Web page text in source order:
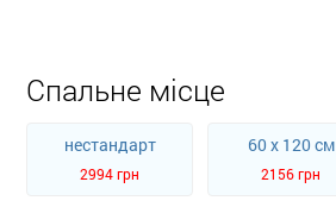
Спальне місце
нестандарт
2994 грн
60 x 120 см
2156 грн